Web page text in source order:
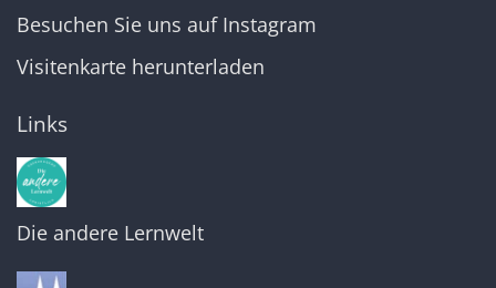
Besuchen Sie uns auf Instagram
Visitenkarte herunterladen
Links
Die andere Lernwelt